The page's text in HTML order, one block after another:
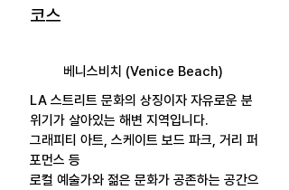
코스
베니스비치 (Venice Beach)
LA 스트리트 문화의 상징이자 자유로운 분
위기가 살아있는 해변 지역입니다.
그래피티 아트, 스케이트 보드 파크, 거리 퍼
포먼스 등
로컬 예술가와 젊은 문화가 공존하는 공간으